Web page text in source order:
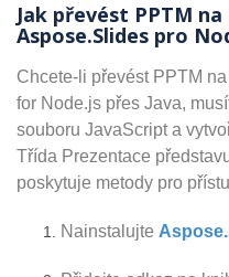
Jak převést PPTM
Aspose.Slides pro
Chcete-li převést PPTM
for Node.js přes Java,
souboru JavaScript a
Třída Prezentace
poskytuje metody pro
Nainstalujte